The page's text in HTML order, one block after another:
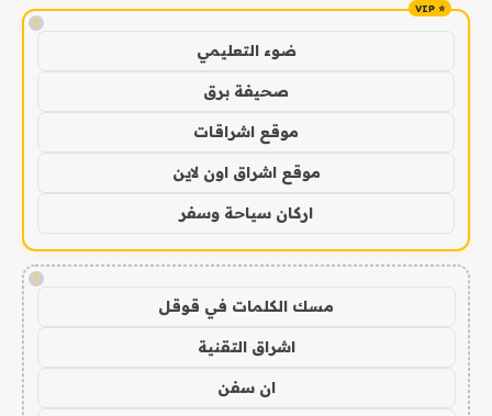
!
ضوء التعليمي
صحيفة برق
موقع اشراقات
موقع اشراق اون لاين
اركان سياحة وسفر
!
مسك الكلمات في قوقل
اشراق التقنية
ان سفن